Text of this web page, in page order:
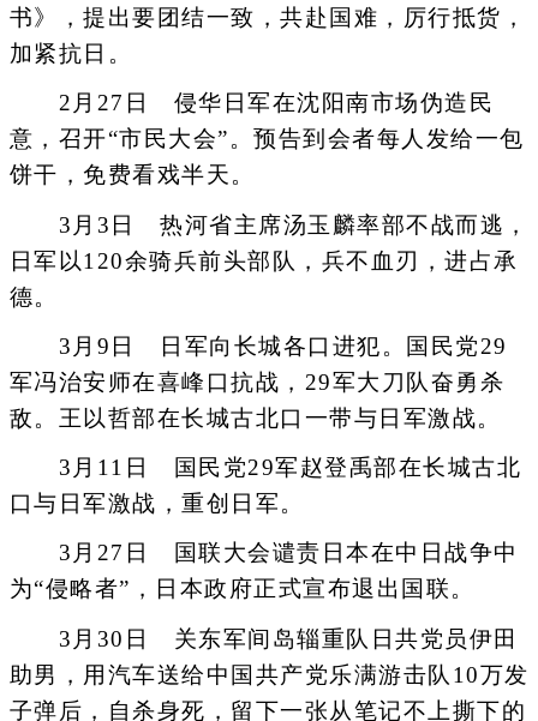
书》，提出要团结一致，共赴国难，厉行抵货，
加紧抗日。
2月27日 侵华日军在沈阳南市场伪造民
意，召开“市民大会”。预告到会者每人发给一包
饼干，免费看戏半天。
3月3日 热河省主席汤玉麟率部不战而逃，
日军以120余骑兵前头部队，兵不血刃，进占承
德。
3月9日 日军向长城各口进犯。国民党29
军冯治安师在喜峰口抗战，29军大刀队奋勇杀
敌。王以哲部在长城古北口一带与日军激战。
3月11日 国民党29军赵登禹部在长城古北
口与日军激战，重创日军。
3月27日 国联大会谴责日本在中日战争中
为“侵略者”，日本政府正式宣布退出国联。
3月30日 关东军间岛辎重队日共党员伊田
助男，用汽车送给中国共产党乐满游击队10万发
子弹后，自杀身死，留下一张从笔记不上撕下的